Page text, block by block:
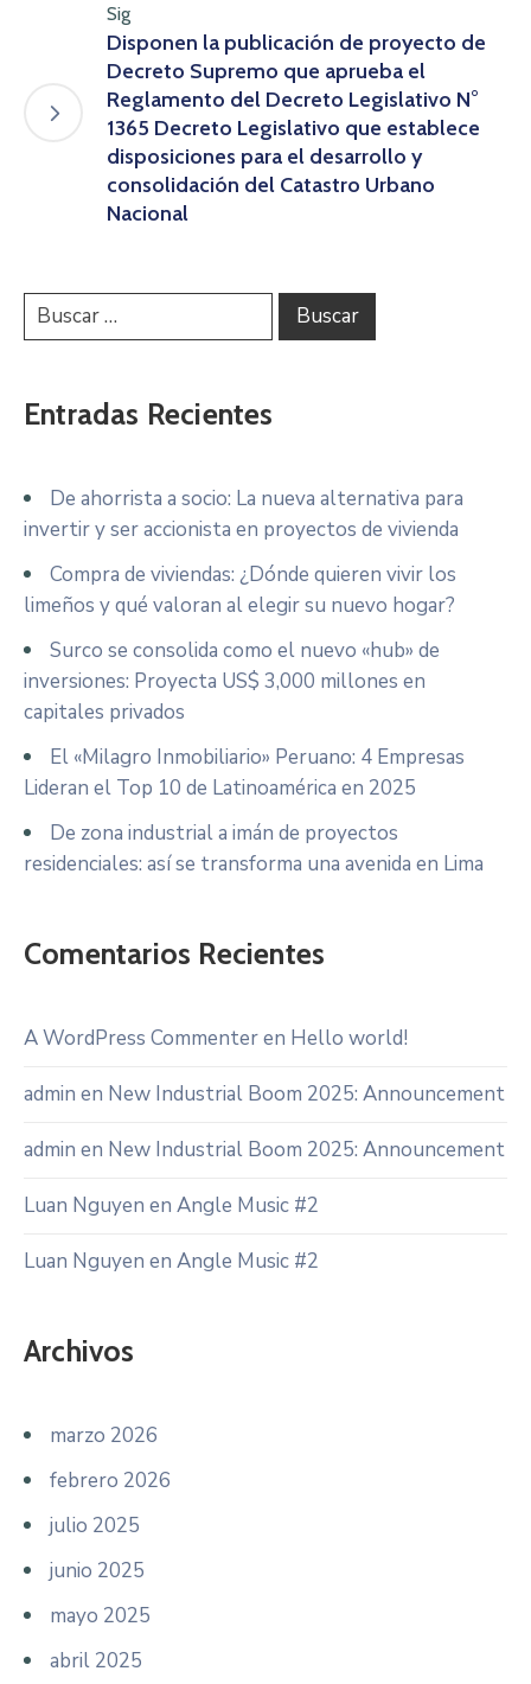
Sig
Disponen la publicación de proyecto de
Decreto Supremo que aprueba el
Reglamento del Decreto Legislativo N°
1365 Decreto Legislativo que establece
disposiciones para el desarrollo y
consolidación del Catastro Urbano
Nacional
Entradas Recientes
De ahorrista a socio: La nueva alternativa para
invertir y ser accionista en proyectos de vivienda
Compra de viviendas: ¿Dónde quieren vivir los
limeños y qué valoran al elegir su nuevo hogar?
Surco se consolida como el nuevo «hub» de
inversiones: Proyecta US$ 3,000 millones en
capitales privados
El «Milagro Inmobiliario» Peruano: 4 Empresas
Lideran el Top 10 de Latinoamérica en 2025
De zona industrial a imán de proyectos
residenciales: así se transforma una avenida en Lima
Comentarios Recientes
A WordPress Commenteren Hello world!
admin en New Industrial Boom 2025: Announcement
admin en New Industrial Boom 2025: Announcement
Luan Nguyen en Angle Music #2
Luan Nguyen en Angle Music #2
Archivos
marzo 2026
febrero 2026
julio 2025
junio 2025
mayo 2025
abril 2025